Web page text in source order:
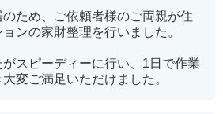
ため、ご依頼者様のご両親が住
ンの家財整理を行いました。
スピーディーに行い、1日で作業
変ご満足いただけました。